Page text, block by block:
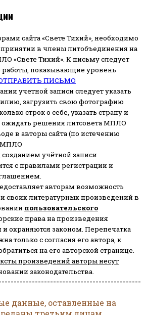
сайта «Свете Тихий», необходимо
принятии в члены литобъединения на
«Свете Тихий». К письму следует
показывающие уровень
ПИСЬМО
учетной записи следует указать
загрузить свою фотографию
строк о себе, указать страну и
решения литсовета МПЛО
в авторы сайта (по истечению
МПЛО
учётной записи
с правилами регистрации и
авторам возможность
своих литературных произведений в
пользовательского
права на произведения
охраняются законом. Перепечатка
только с согласия его автора, к
на его авторской странице.
произведений авторы несут
законодательства.
данные, оставленные на